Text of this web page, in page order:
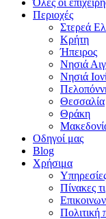
Όλες οι
Περιοχές
Στερεά
Κρήτη
Ήπειρος
Νησιά
Νησιά
Θεσσαλία
Θράκη
Οδηγοί μας
Blog
Χρήσιμα
Πίνακες
Πολιτική